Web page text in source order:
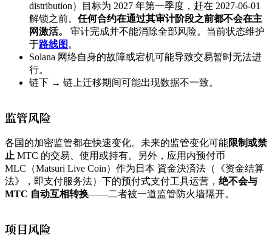
distribution）目标为 2027 年第一季度，赶在 2027-06-01
解锁之前。 任何合约在通过其审计阶段之前都不会在主
网激活。
审计完成并不能消除全部风险。当前状态维护
于路线图 。
Solana 网络自身的故障或宕机可能导致交易暂时无法进
行。
链下 → 链上迁移期间可能出现数据不一致。
监管风险
各国的加密监管都在快速变化。未来的监管变化可能限制或禁
止 MTC 的交易、使用或持有。另外，应用内预付币
MLC（Matsuri Live Coin）作为日本 資金決済法（《资金结算
法》，即支付服务法）下的预付式支付工具运营， 绝不会与
MTC 自动互相转换——二者被一道监管防火墙隔开。
项目风险